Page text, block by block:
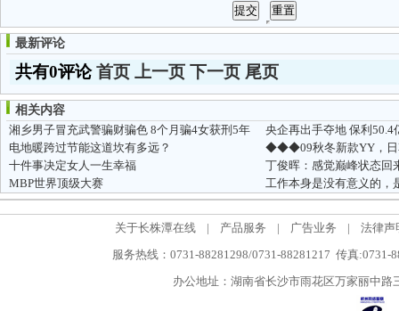
最新评论
共有0评论首页 上一页 下一页 尾页
相关内容
湘乡男子冒充武警骗财骗色 8个月骗4女获刑5年
央企再出手夺地 保利50.4
电地暖跨过节能这道坎有多远？
十件事决定女人一生幸福
丁俊晖：感觉巅峰状态回
MBP世界顶级大赛
工作本身是没有意义的，
关于长株潭在线 | 产品服务 | 广告业务 |
法律声
服务热线：0731-88281298/0731-88281217 传真:0731-
办公地址：湖南省长沙市雨花区万家丽中